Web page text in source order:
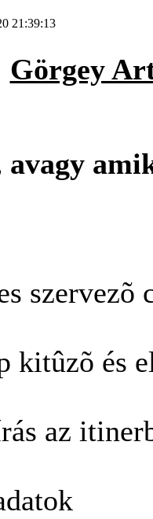
21:39:13
Görgey
szervezõ
kitûzõ és
az